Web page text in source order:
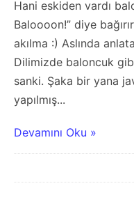
Hani eskiden vardı
Baloooon!” diye
akılma :) Aslında
Dilimizde baloncuk
sanki. Şaka bir yana
yapılmış...
Devamını Oku »